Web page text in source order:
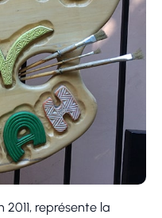
représente la